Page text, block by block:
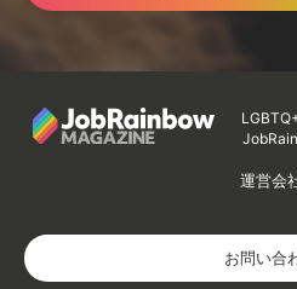
運営会
お問い合